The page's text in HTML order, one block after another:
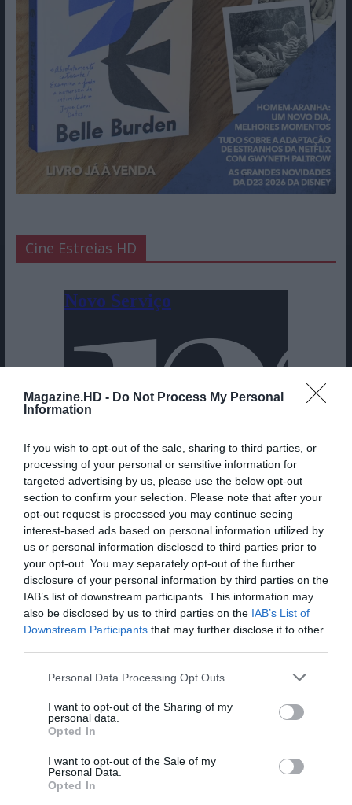
Magazine.HD - Do Not Process My Personal
Information
If you wish to opt-out of the sale, sharing to third parties, or
processing of your personal or sensitive information for
targeted advertising by us, please use the below opt-out
section to confirm your selection. Please note that after your
opt-out request is processed you may continue seeing
interest-based ads based on personal information utilized by
us or personal information disclosed to third parties prior to
your opt-out. You may separately opt-out of the further
disclosure of your personal information by third parties on the
IAB’s list of downstream participants. This information may
also be disclosed by us to third parties on the IAB’s List of
Downstream Participants that may further disclose it to other
Personal Data Processing Opt Outs
I want to opt-out of the Sharing of my
personal data.
Opted In
I want to opt-out of the Sale of my
Personal Data.
Opted In
Cine Estreias HD
Pub